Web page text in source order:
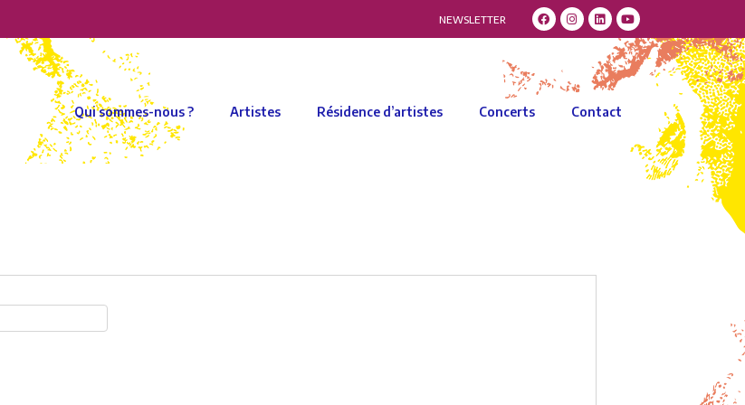
NEWSLETTER
Qui sommes-nous ? Artistes Résidence d’artistes Concerts Contact